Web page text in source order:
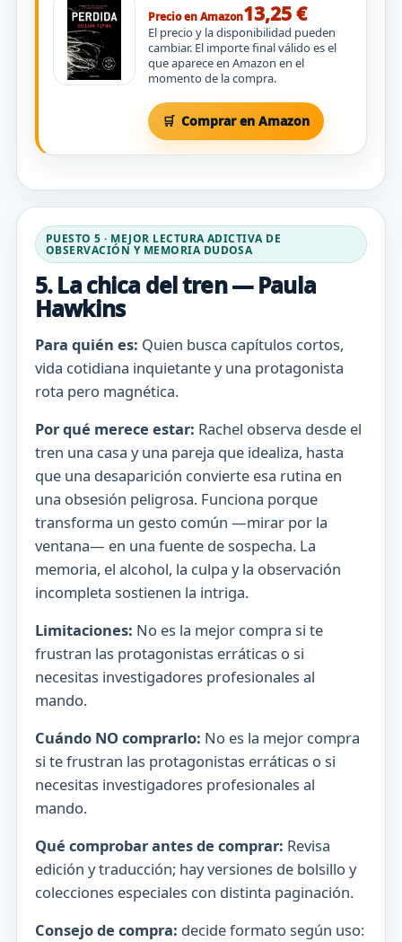
Precio en Amazon13,25 €
El precio y la disponibilidad pueden
cambiar. El importe final válido es el
que aparece en Amazon en el
momento de la compra.
Comprar en Amazon
PUESTO 5 · MEJOR LECTURA ADICTIVA DE
OBSERVACIÓN Y MEMORIA DUDOSA
5. La chica del tren — Paula
Hawkins
Para quién es: Quien busca capítulos cortos,
vida cotidiana inquietante y una protagonista
rota pero magnética.
Por qué merece estar: Rachel observa desde el
tren una casa y una pareja que idealiza, hasta
que una desaparición convierte esa rutina en
una obsesión peligrosa. Funciona porque
transforma un gesto común —mirar por la
ventana— en una fuente de sospecha. La
memoria, el alcohol, la culpa y la observación
incompleta sostienen la intriga.
Limitaciones: No es la mejor compra si te
frustran las protagonistas erráticas o si
necesitas investigadores profesionales al
mando.
Cuándo NO comprarlo: No es la mejor compra
si te frustran las protagonistas erráticas o si
necesitas investigadores profesionales al
mando.
Qué comprobar antes de comprar: Revisa
edición y traducción; hay versiones de bolsillo y
colecciones especiales con distinta paginación.
Consejo de compra: decide formato según uso: